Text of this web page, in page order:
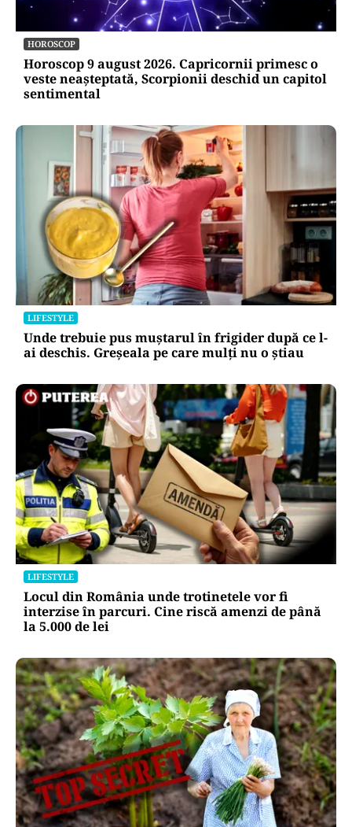
HOROSCOP
Horoscop 9 august 2026. Capricornii primesc o
veste neașteptată, Scorpionii deschid un capitol
sentimental
LIFESTYLE
Unde trebuie pus muștarul în frigider după ce l-
ai deschis. Greșeala pe care mulți nu o știau
LIFESTYLE
Locul din România unde trotinetele vor fi
interzise în parcuri. Cine riscă amenzi de până
la 5.000 de lei